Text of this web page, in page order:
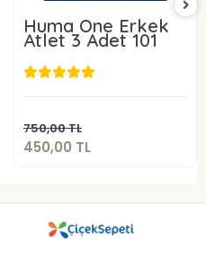
Huma One Erkek
Atlet 3 Adet 101
750,00 TL
450,00 TL
450,00 TL